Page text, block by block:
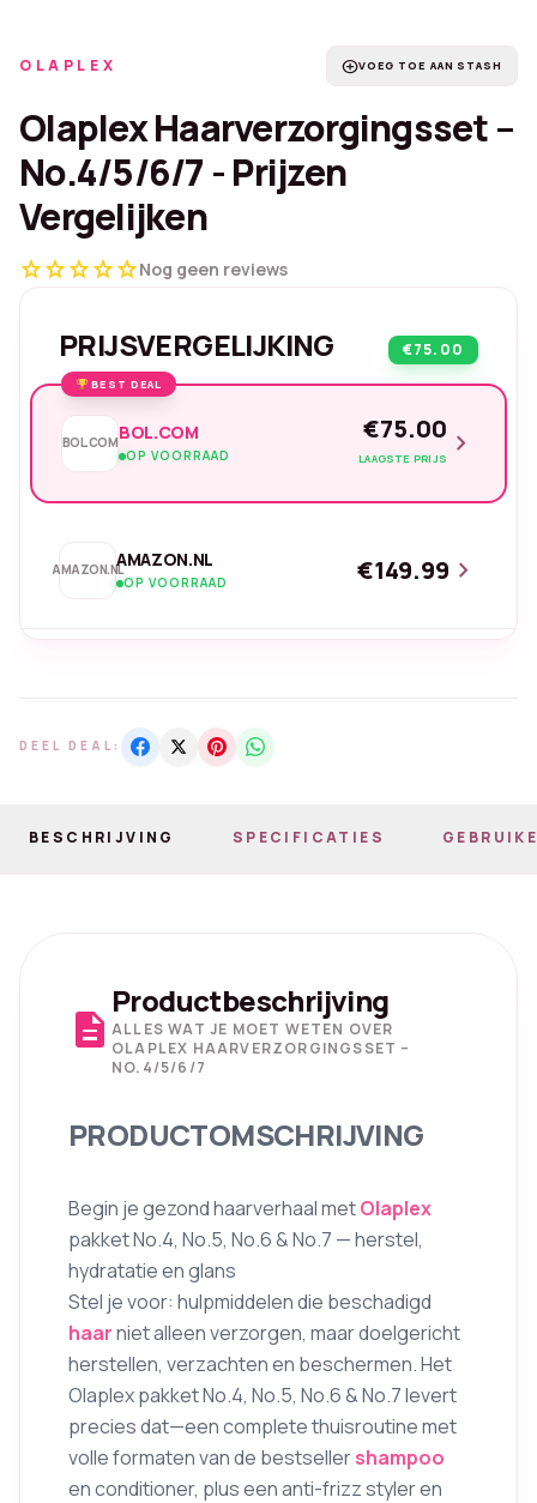
OLAPLEX add_circleVOEG TOE AAN STASH
Olaplex Haarverzorgingsset –
No.4/5/6/7 - Prijzen
Vergelijken
starstarstarstarstarNog geen reviews
PRIJSVERGELIJKING €75.00
BEST DEAL
BOL.COMBOL.COM
OP VOORRAAD
€75.00
LAAGSTE PRIJS chevron_right
AMAZON.NLAMAZON.NL
OP VOORRAAD €149.99 chevron_right
DEEL DEAL:
BESCHRIJVING SPECIFICATIES
description
Productbeschrijving
ALLES WAT JE MOET WETEN OVER
OLAPLEX HAARVERZORGINGSSET –
NO.4/5/6/7
PRODUCTOMSCHRIJVING
Begin je gezond haarverhaal metOlaplex
pakket No.4, No.5, No.6 & No.7 — herstel,
hydratatie en glans
Stel je voor: hulpmiddelen die beschadigd
haarniet alleen verzorgen, maar doelgericht
herstellen, verzachten en beschermen. Het
Olaplex pakket No.4, No.5, No.6 & No.7 levert
precies dat—een complete thuisroutine met
volle formaten van de bestsellershampoo
en conditioner, plus een anti-frizz styler en